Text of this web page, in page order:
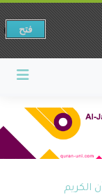
الكريم
فتح